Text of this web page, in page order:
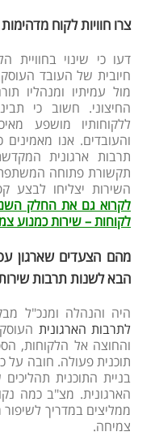
צרו חוויות לקוח
דעו כי שינוי בחוויית
חיובית של העובד
מול עמיתיו ומנהליו
החיצוני. חשוב כי
ללקוחותיו מושפע
והעובדים. אנו
תרבות ארגונית
תקשורת פתוחה
השירות יצליחו לבצע
לקרוא גם את החלק
לקוחות – שירות כמנוע
מהם הצעדים שארגון
הבא לשנות תרבות
היה והנהלה ומנכ"ל
לתרבות הארגונית
והחוצה אל הלקוחות,
תוכנית פעולה. חובה על
בניית התוכנית
הארגונית. מצ"ב כמה
ממליצים במדריך
צמיחה.